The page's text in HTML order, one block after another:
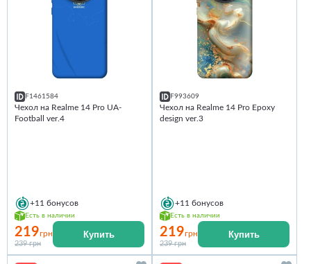
F1461584
Чехол на Realme 14 Pro UA-
Football ver.4
+11 бонусов
Есть в наличии
219грн
239 грн
Купить
F993609
Чехол на Realme 14 Pro Epoxy
design ver.3
+11 бонусов
Есть в наличии
219грн
239 грн
Купить